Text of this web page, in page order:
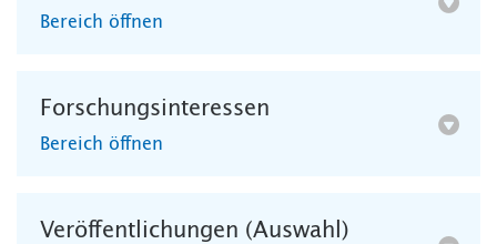
Bereich öffnen
Forschungsinteressen
Bereich öffnen
Veröffentlichungen (Auswahl)